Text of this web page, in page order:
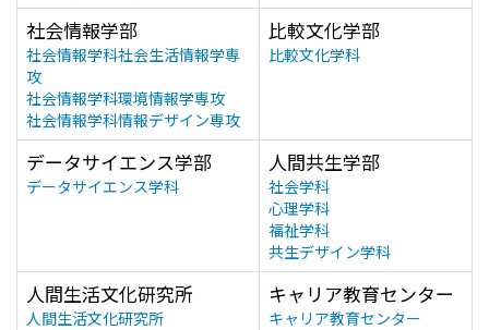
社会情報学部
社会情報学科社会生活情報学専
攻
社会情報学科環境情報学専攻
社会情報学科情報デザイン専攻
比較文化学部
比較文化学科
データサイエンス学部
データサイエンス学科
人間共生学部
社会学科
心理学科
福祉学科
共生デザイン学科
人間生活文化研究所
人間生活文化研究所
キャリア教育センター
キャリア教育センター